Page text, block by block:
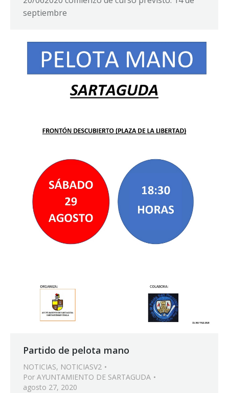
septiembre
Partido de pelota mano
NOTICIAS, NOTICIASV2
Por AYUNTAMIENTO DE SARTAGUDA
agosto 27, 2020